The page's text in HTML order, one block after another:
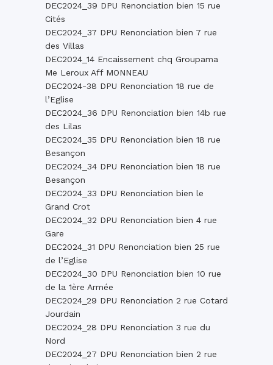
DEC2024_39 DPU Renonciation bien 15 rue
Cités
DEC2024_37 DPU Renonciation bien 7 rue
des Villas
DEC2024_14 Encaissement chq Groupama
Me Leroux Aff MONNEAU
DEC2024-38 DPU Renonciation 18 rue de
l’Eglise
DEC2024_36 DPU Renonciation bien 14b rue
des Lilas
DEC2024_35 DPU Renonciation bien 18 rue
Besançon
DEC2024_34 DPU Renonciation bien 18 rue
Besançon
DEC2024_33 DPU Renonciation bien le
Grand Crot
DEC2024_32 DPU Renonciation bien 4 rue
Gare
DEC2024_31 DPU Renonciation bien 25 rue
de l’Eglise
DEC2024_30 DPU Renonciation bien 10 rue
de la 1ère Armée
DEC2024_29 DPU Renonciation 2 rue Cotard
Jourdain
DEC2024_ 28 DPU Renonciation 3 rue du
Nord
DEC2024_27 DPU Renonciation bien 2 rue